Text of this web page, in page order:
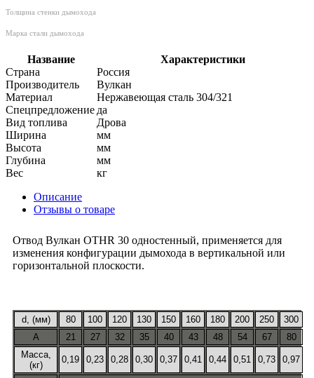
Толщина стенки дымохода
Марка стали дымохода
Название
Характеристики
Страна
Россия
Производитель
Вулкан
Материал
Нержавеющая сталь 304/321
Спецпредложение да
Вид топлива
Дрова
Ширина
мм
Высота
мм
Глубина
мм
Вес
кг
Описание
Отзывы о товаре
Отвод Вулкан OTHR 30 одностенный, применяется для
изменения конфигурации дымохода в вертикальной или
горизонтальной плоскости.
d, (мм) 80 100 120 130 150 160 180 200 250
300
A
21 27 32 35 40 43 48 54 67
80
Масса,
(кг)
0,19 0,23 0,28 0,30 0,37 0,41 0,44 0,51 0,73 0,97